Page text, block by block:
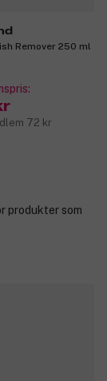
Remover 250 ml
72 kr
produkter som